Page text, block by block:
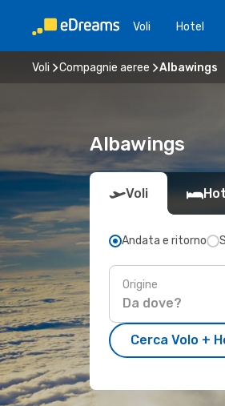
Voli Hotel
Voli Compagnie aeree Albawings
Albawings
Voli
Andata e ritorno
Origine
Cerca Volo +